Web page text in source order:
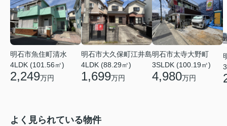
明石市魚住町清水
4LDK (101.56㎡)
2,249万円
明石市大久保町江井島
4LDK (88.29㎡)
1,699万円
明石市太寺大野町
3SLDK (100.19㎡)
4,980万円
よく見られている物件